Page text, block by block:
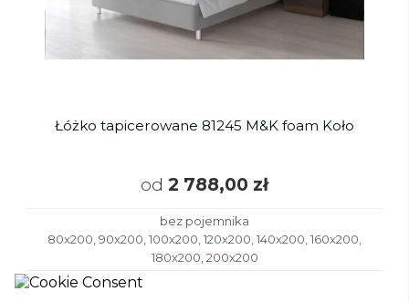
Łóżko tapicerowane 81245 M&K foam Koło
od 2 788,00 zł
bez pojemnika
80x200, 90x200, 100x200, 120x200, 140x200, 160x200,
180x200, 200x200